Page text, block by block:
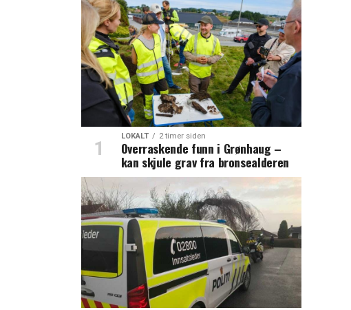
LOKALT 2 timer siden
Overraskende funn i Grønhaug –
kan skjule grav fra bronsealderen